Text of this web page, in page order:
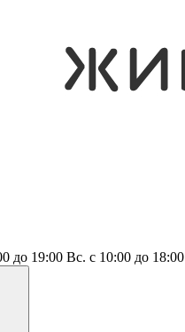
до 19:00 Вс. с 10:00 до 18:00